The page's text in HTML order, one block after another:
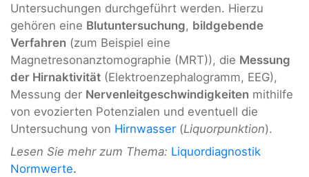
Untersuchungen durchgeführt werden. Hierzu
gehören eine Blutuntersuchung, bildgebende
Verfahren (zum Beispiel eine
Magnetresonanztomographie (MRT)), die Messung
der Hirnaktivität (Elektroenzephalogramm, EEG),
Messung der Nervenleitgeschwindigkeiten mithilfe
von evozierten Potenzialen und eventuell die
Untersuchung von Hirnwasser (Liquorpunktion).
Lesen Sie mehr zum Thema: Liquordiagnostik
Normwerte.